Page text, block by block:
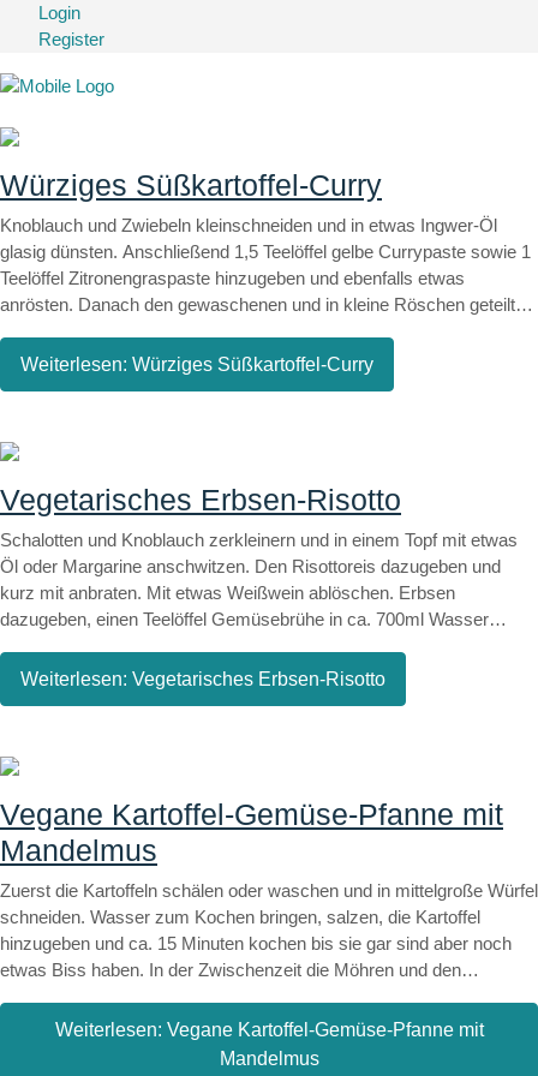
Login
Register
Würziges Süßkartoffel-Curry
Knoblauch und Zwiebeln kleinschneiden und in etwas Ingwer-Öl
glasig dünsten. Anschließend 1,5 Teelöffel gelbe Currypaste sowie 1
Teelöffel Zitronengraspaste hinzugeben und ebenfalls etwas
anrösten. Danach den gewaschenen und in kleine Röschen geteilten
Alles gut vermengen und anschließend mit der Kokosmilch
ablöschen. Unter geschlossenem Deckel ca. 8-10 Minuten köcheln
dazuzugeben. Weitere 5 Minuten kochen, bis das Gemüse den
gewünschten Gargrad erreicht hat. Je nach Salzgehalt der
Currypaste etwas Sojasauce hinzugeben sowie mit Pfeffer und
Currypulver abschmecken. Zuletzt die Sauce je nach Bedarf mit
etwas Maisstärke andicken. Dazu passt leckerer Basmati Reis!
Weiterlesen: Würziges Süßkartoffel-Curry
Vegetarisches Erbsen-Risotto
Schalotten und Knoblauch zerkleinern und in einem Topf mit etwas
Öl oder Margarine anschwitzen. Den Risottoreis dazugeben und
kurz mit anbraten. Mit etwas Weißwein ablöschen. Erbsen
dazugeben, einen Teelöffel Gemüsebrühe in ca. 700ml Wasser
begießen und umrühren. Zuletzt den Saft einer Viertel Zitrone
auspressen und zusammen mit einem Teelöffel Mandelmus, etwas
Weiterlesen: Vegetarisches Erbsen-Risotto
Vegane Kartoffel-Gemüse-Pfanne mit
Mandelmus
Zuerst die Kartoffeln schälen oder waschen und in mittelgroße Würfel
schneiden. Wasser zum Kochen bringen, salzen, die Kartoffel
hinzugeben und ca. 15 Minuten kochen bis sie gar sind aber noch
etwas Biss haben. In der Zwischenzeit die Möhren und den
raspeln. Die Schalotte und Zucchini in kleine Würfel schneiden.
Anschließend etwas Öl in einer Pfanne erhitzen und darin die
Weiterlesen: Vegane Kartoffel-Gemüse-Pfanne mit
Mandelmus